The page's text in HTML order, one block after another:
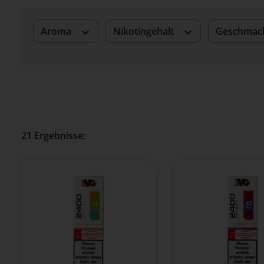
Aroma Nikotingehalt
21 Ergebnisse: